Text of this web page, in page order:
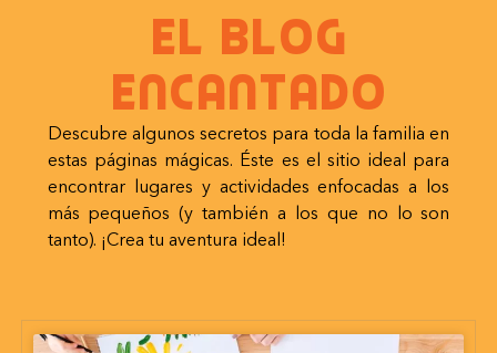
El blog
encantado
Descubre algunos secretos para toda la familia en
estas páginas mágicas. Éste es el sitio ideal para
encontrar lugares y actividades enfocadas a los
más pequeños (y también a los que no lo son
tanto). ¡Crea tu aventura ideal!